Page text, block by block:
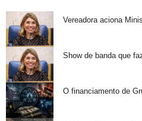
Vereadora aciona
Show de banda que
O financiamento de